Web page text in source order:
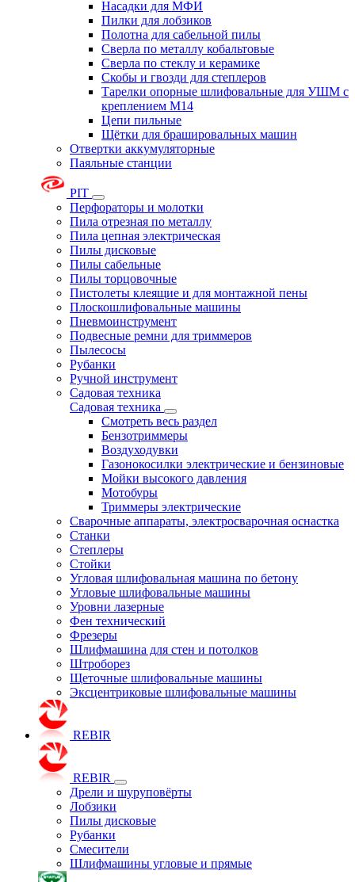
Насадки для МФИ
Пилки для лобзиков
Полотна для сабельной пилы
Сверла по металлу кобальтовые
Сверла по стеклу и керамике
Скобы и гвозди для степлеров
Тарелки опорные шлифовальные для УШМ с
креплением М14
Цепи пильные
Щётки для брашировальных машин
Отвертки аккумуляторные
Паяльные станции
PIT
Перфораторы и молотки
Пила отрезная по металлу
Пила цепная электрическая
Пилы дисковые
Пилы сабельные
Пилы торцовочные
Пистолеты клеящие и для монтажной пены
Плоскошлифовальные машины
Пневмоинструмент
Подвесные ремни для триммеров
Пылесосы
Рубанки
Ручной инструмент
Садовая техника
Садовая техника
Смотреть весь раздел
Бензотриммеры
Воздуходувки
Газонокосилки электрические и бензиновые
Мойки высокого давления
Мотобуры
Триммеры электрические
Сварочные аппараты, электросварочная оснастка
Станки
Степлеры
Стойки
Угловая шлифовальная машина по бетону
Угловые шлифовальные машины
Уровни лазерные
Фен технический
Фрезеры
Шлифмашина для стен и потолков
Штроборез
Щеточные шлифовальные машины
Эксцентриковые шлифовальные машины
REBIR
REBIR
Дрели и шуруповёрты
Лобзики
Пилы дисковые
Рубанки
Смесители
Шлифмашины угловые и прямые